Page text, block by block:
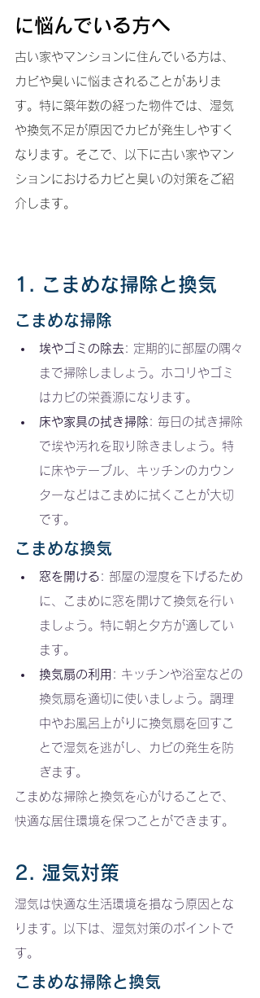
に悩んでいる方へ
古い家やマンションに住んでいる方は、
カビや臭いに悩まされることがありま
す。特に築年数の経った物件では、湿気
や換気不足が原因でカビが発生しやすく
なります。そこで、以下に古い家やマン
ションにおけるカビと臭いの対策をご紹
介します。
1. こまめな掃除と換気
こまめな掃除
埃やゴミの除去 : 定期的に部屋の隅々
まで掃除しましょう。ホコリやゴミ
はカビの栄養源になります。
床や家具の拭き掃除 : 毎日の拭き掃除
で埃や汚れを取り除きましょう。特
に床やテーブル、キッチンのカウン
ターなどはこまめに拭くことが大切
です。
こまめな換気
窓を開ける : 部屋の湿度を下げるため
に、こまめに窓を開けて換気を行い
ましょう。特に朝と夕方が適してい
ます。
換気扇の利用 : キッチンや浴室などの
換気扇を適切に使いましょう。調理
中やお風呂上がりに換気扇を回すこ
とで湿気を逃がし、カビの発生を防
ぎます。
こまめな掃除と換気を心がけることで、
快適な居住環境を保つことができます。
2. 湿気対策
湿気は快適な生活環境を損なう原因とな
ります。以下は、湿気対策のポイントで
す。
こまめな掃除と換気